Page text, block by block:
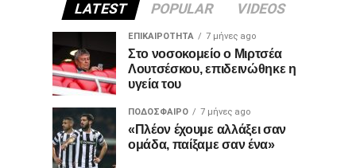
LATEST POPULAR VIDEOS
ΕΠΙΚΑΙΡΌΤΗΤΑ 7 μήνες ago
Στο νοσοκομείο ο Μιρτσέα
Λουτσέσκου, επιδεινώθηκε η
υγεία του
ΠΟΔΌΣΦΑΙΡΟ 7 μήνες ago
«Πλέον έχουμε αλλάξει σαν
ομάδα, παίξαμε σαν ένα»